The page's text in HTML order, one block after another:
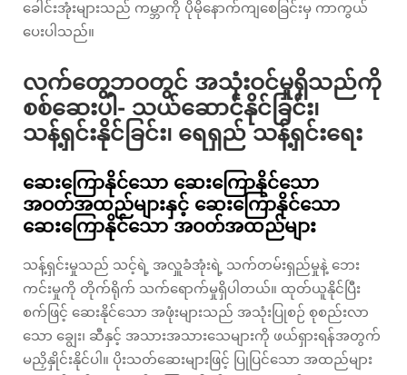
ခေါင်းအုံးများသည် ကမ္ဘာကို ပိုမိုနောက်ကျစေခြင်းမှ ကာကွယ်
ပေးပါသည်။
လက်တွေ့ဘဝတွင် အသုံးဝင်မှုရှိသည်ကို
စစ်ဆေးပါ- သယ်ဆောင်နိုင်ခြင်း၊
သန့်ရှင်းနိုင်ခြင်း၊ ရေရှည် သန့်ရှင်းရေး
ဆေးကြောနိုင်သော ဆေးကြောနိုင်သော
အဝတ်အထည်များနှင့် ဆေးကြောနိုင်သော
ဆေးကြောနိုင်သော အဝတ်အထည်များ
သန့်ရှင်းမှုသည် သင့်ရဲ့ အလှူခံအုံးရဲ့ သက်တမ်းရှည်မှုနဲ့ ဘေး
ကင်းမှုကို တိုက်ရိုက် သက်ရောက်မှုရှိပါတယ်။ ထုတ်ယူနိုင်ပြီး
စက်ဖြင့် ဆေးနိုင်သော အဖုံးများသည် အသုံးပြုစဉ် စုစည်းလာ
သော ချွေး၊ ဆီနှင့် အသားအသားသေများကို ဖယ်ရှားရန်အတွက်
မညှိနှိုင်းနိုင်ပါ။ ပိုးသတ်ဆေးများဖြင့် ပြုပြင်သော အထည်များ